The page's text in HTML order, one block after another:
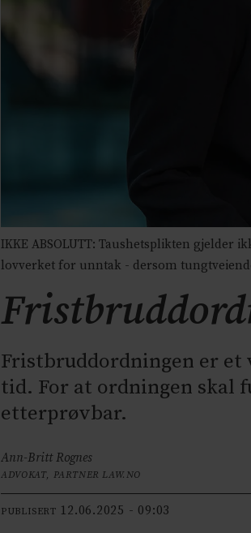
IKKE ABSOLUTT: Taushetsplikten
lovverket for unntak - dersom
Fristbruddordningen er
tid. For at ordningen skal
etterprøvbar.
Ann-Britt Rognes
ADVOKAT, PARTNER LAW.NO
PUBLISERT 12.06.2025 - 09:03